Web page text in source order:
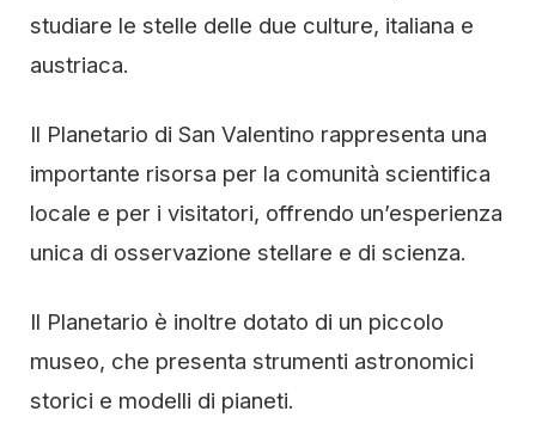
studiare le stelle delle due culture, italiana e
austriaca.
Il Planetario di San Valentino rappresenta una
importante risorsa per la comunità scientifica
locale e per i visitatori, offrendo un’esperienza
unica di osservazione stellare e di scienza.
Il Planetario è inoltre dotato di un piccolo
museo, che presenta strumenti astronomici
storici e modelli di pianeti.